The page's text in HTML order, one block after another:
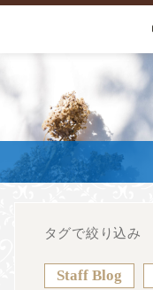
タグで絞り込み
Staff Blog